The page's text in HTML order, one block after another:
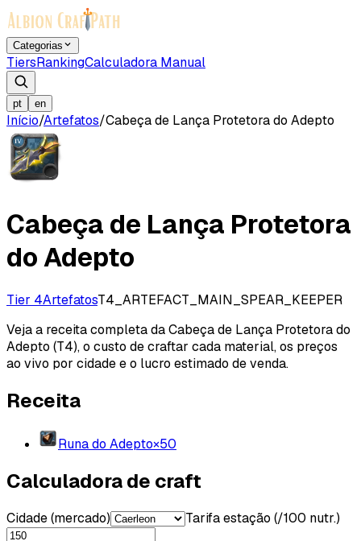
Categorias
TiersRankingCalculadora Manual
pt en
Início/Artefatos/Cabeça de Lança Protetora do Adepto
Cabeça de Lança Protetora
do Adepto
Tier 4ArtefatosT4_ARTEFACT_MAIN_SPEAR_KEEPER
Veja a receita completa da Cabeça de Lança Protetora do
Adepto (T4), o custo de craftar cada material, os preços
ao vivo por cidade e o lucro estimado de venda.
Receita
Runa do Adepto×50
Calculadora de craft
Cidade (mercado) Tarifa estação (/100 nutr.)